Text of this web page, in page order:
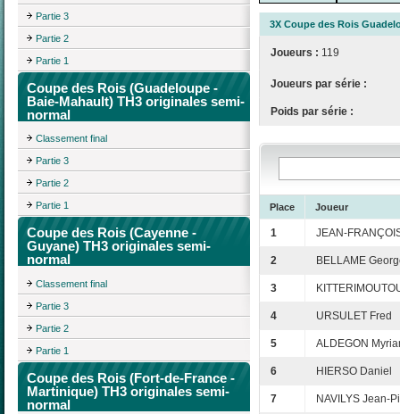
Partie 3
Partie 2
Partie 1
Coupe des Rois (Guadeloupe -
Baie-Mahault) TH3 originales semi-
normal
Classement final
Partie 3
Partie 2
Partie 1
Coupe des Rois (Cayenne -
Guyane) TH3 originales semi-
normal
Classement final
Partie 3
Partie 2
Partie 1
Coupe des Rois (Fort-de-France -
Martinique) TH3 originales semi-
normal
3X Coupe des Rois
Joueurs : 119
Joueurs par série :
Poids par série :
Place Joueur
1 JEAN-
2 BELLAME
3
4 URSULET Fred
5 ALDEGON
6 HIERSO Daniel
7 NAVILYS Jean-